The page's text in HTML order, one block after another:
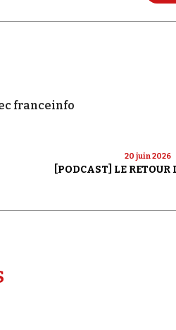
franceinfo
20 juin 2026
[PODCAST] LE RETOUR